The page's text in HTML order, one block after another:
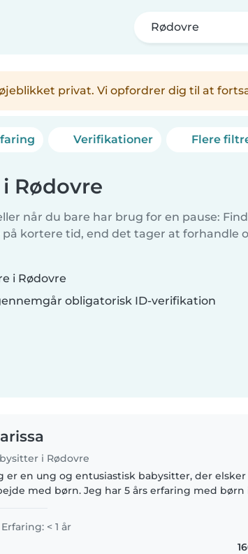
Rødovre
privat. Vi opfordrer dig til at
Verifikationer Flere
Rødovre
når du bare har brug for en pause: Find
kortere tid, end det tager at forhandle
i Rødovre
obligatorisk ID-verifikation
i Rødovre
er en ung og entusiastisk babysitter, der elsker
med børn. Jeg har 5 års erfaring med børn
leg, kreative..
Erfaring: < 1 år